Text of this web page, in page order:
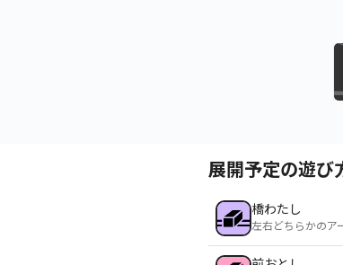
展開予定の遊び
橋わたし
左右どちらかのア